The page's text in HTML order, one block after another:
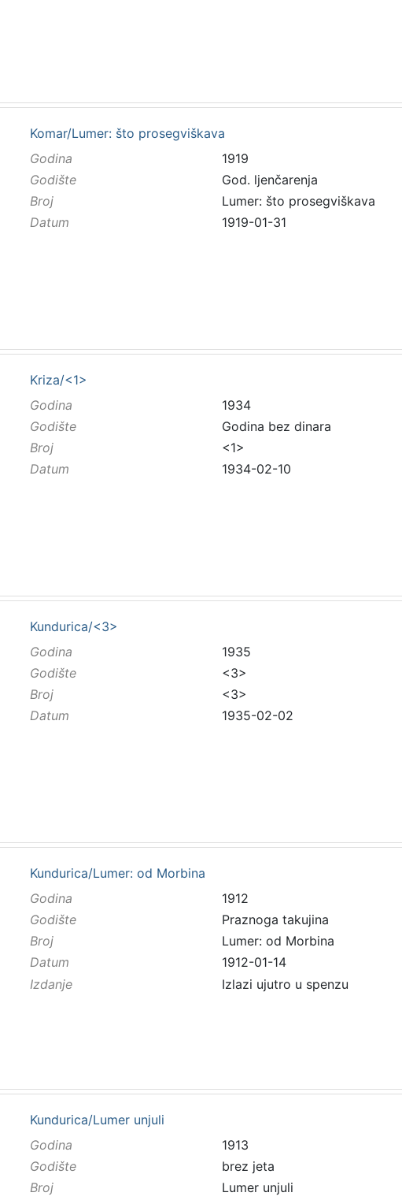
Komar/Lumer: što prosegviškava
Godina
1919
Godište
God. ljenčarenja
Broj
Lumer: što prosegviškava
Datum
1919-01-31
Kriza/<1>
Godina
1934
Godište
Godina bez dinara
Broj
<1>
Datum
1934-02-10
Kundurica/<3>
Godina
1935
Godište
<3>
Broj
<3>
Datum
1935-02-02
Kundurica/Lumer: od Morbina
Godina
1912
Godište
Praznoga takujina
Broj
Lumer: od Morbina
Datum
1912-01-14
Izdanje
Izlazi ujutro u spenzu
Kundurica/Lumer unjuli
Godina
1913
Godište
brez jeta
Broj
Lumer unjuli